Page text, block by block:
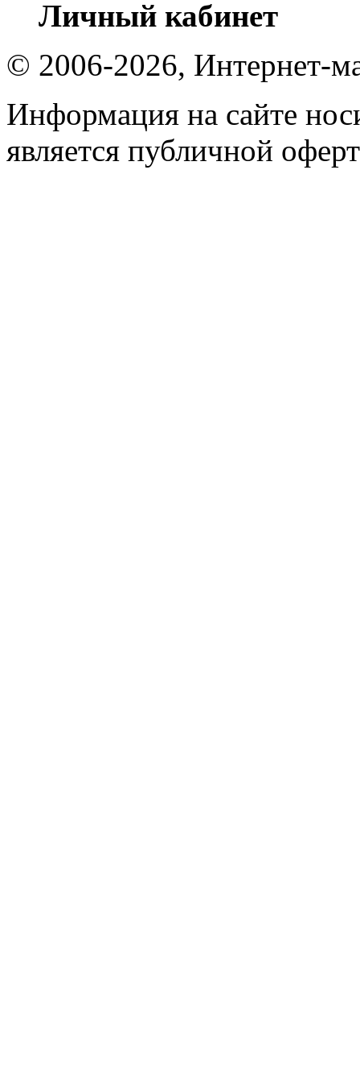
Личный кабинет
© 2006-2026, Интернет-
Информация на сайте
является публичной